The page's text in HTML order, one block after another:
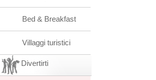
Bed & Breakfast
Villaggi turistici
Divertirti